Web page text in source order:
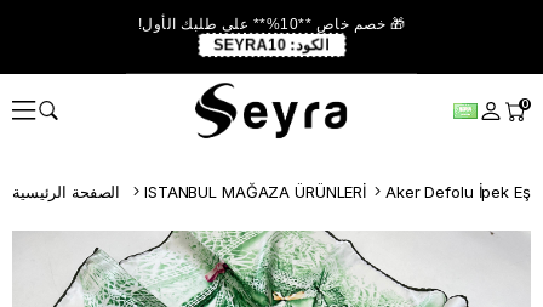
🎁 خصم خاص **10%** على طلبك الأول!
الكود: SEYRA10
0
ISTANBUL MAĞAZA ÜRÜNLERİ Aker Defolu İpek